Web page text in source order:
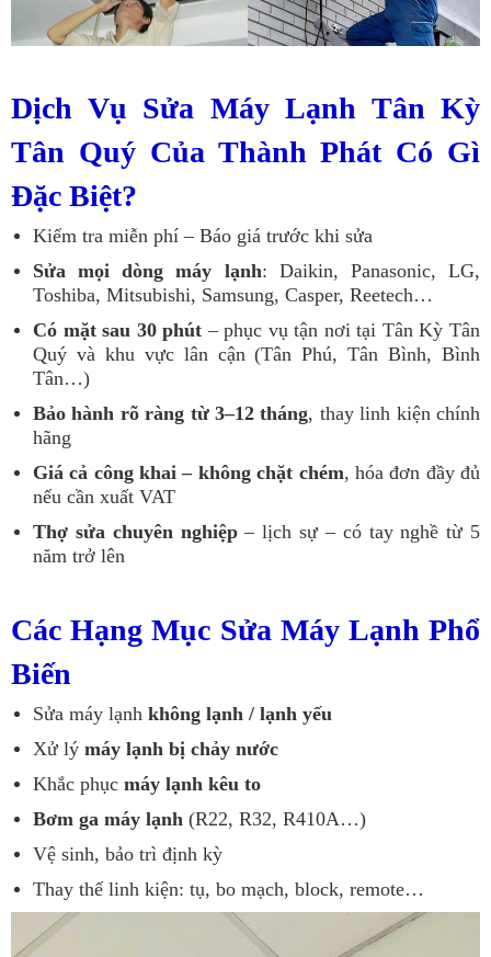
Dịch Vụ Sửa Máy Lạnh Tân Kỳ
Tân Quý Của Thành Phát Có Gì
Đặc Biệt?
Kiểm tra miễn phí – Báo giá trước khi sửa
Sửa mọi dòng máy lạnh: Daikin, Panasonic, LG,
Toshiba, Mitsubishi, Samsung, Casper, Reetech…
Có mặt sau 30 phút – phục vụ tận nơi tại Tân Kỳ Tân
Quý và khu vực lân cận (Tân Phú, Tân Bình, Bình
Tân…)
Bảo hành rõ ràng từ 3–12 tháng, thay linh kiện chính
hãng
Giá cả công khai – không chặt chém, hóa đơn đầy đủ
nếu cần xuất VAT
Thợ sửa chuyên nghiệp– lịch sự – có tay nghề từ 5
năm trở lên
Các Hạng Mục Sửa Máy Lạnh Phổ
Biến
Sửa máy lạnh không lạnh / lạnh yếu
Xử lý máy lạnh bị chảy nước
Khắc phục máy lạnh kêu to
Bơm ga máy lạnh (R22, R32, R410A…)
Vệ sinh, bảo trì định kỳ
Thay thế linh kiện: tụ, bo mạch, block, remote…